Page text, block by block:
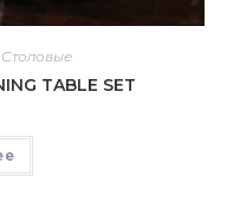
Столовые
TABLE SET